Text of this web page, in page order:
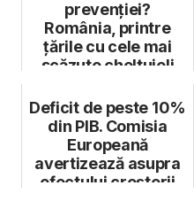
prevenției?
România, printre
țările cu cele mai
scăzute cheltuieli
Deficit de peste 10%
din PIB. Comisia
Europeană
avertizează asupra
efectului creșterii